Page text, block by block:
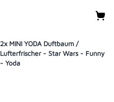
2x MINI YODA Duftbaum /
Lufterfrischer - Star Wars - Funny
- Yoda